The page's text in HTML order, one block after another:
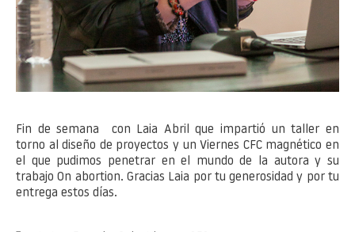
Fin de semana con Laia Abril que impartió un taller en
torno al diseño de proyectos y un Viernes CFC magnético en
el que pudimos penetrar en el mundo de la autora y su
trabajo On abortion. Gracias Laia por tu generosidad y por tu
entrega estos días.